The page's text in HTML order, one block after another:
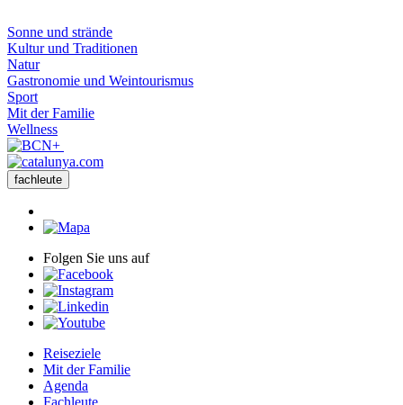
Sonne und strände
Kultur und Traditionen
Natur
Gastronomie und Weintourismus
Sport
Mit der Familie
Wellness
fachleute
Folgen Sie uns auf
Reiseziele
Mit der Familie
Agenda
Fachleute